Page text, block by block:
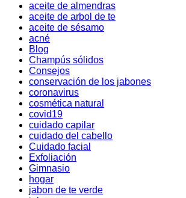
aceite de almendras
aceite de arbol de te
aceite de sésamo
acné
Blog
Champús sólidos
Consejos
conservación de los jabones
coronavirus
cosmética natural
covid19
cuidado capilar
cuidado del cabello
Cuidado facial
Exfoliación
Gimnasio
hogar
jabon de te verde